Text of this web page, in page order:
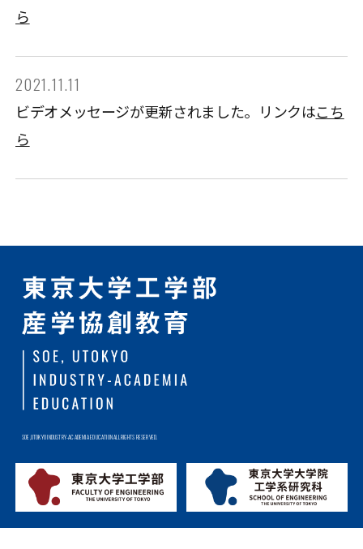
ら
2021.11.11
ビデオメッセージが更新されました。リンクはこち
ら
SOE,UTOKYO INDUSTRY-ACADEMIA EDUCATION ALL RIGHTS RESERVED.